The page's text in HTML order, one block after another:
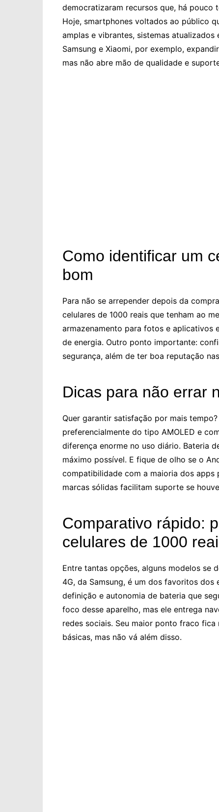
democratizaram recursos que, há pouco
Hoje, smartphones voltados ao público
amplas e vibrantes, sistemas
Samsung e Xiaomi, por exemplo,
mas não abre mão de qualidade e
Como identificar um
bom
Para não se arrepender depois da
celulares de 1000 reais que tenham ao
armazenamento para fotos e aplicativos
de energia. Outro ponto importante:
segurança, além de ter boa reputação
Dicas para não errar
Quer garantir satisfação por mais
preferencialmente do tipo AMOLED e
diferença enorme no uso diário. Bateria
máximo possível. E fique de olho se o
compatibilidade com a maioria dos
marcas sólidas facilitam suporte se
Comparativo rápido:
celulares de 1000
Entre tantas opções, alguns modelos se
4G, da Samsung, é um dos favoritos
definição e autonomia de bateria que
foco desse aparelho, mas ele entrega
redes sociais. Seu maior ponto fraco
básicas, mas não vá além disso.